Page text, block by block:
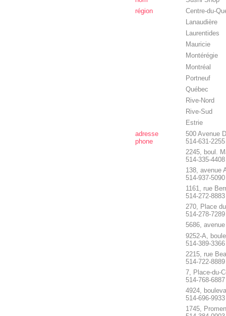
région
Centre-du-
Lanaudière
Laurentides
Mauricie
Montérégie
Montréal
Portneuf
Québec
Rive-Nord
Rive-Sud
Estrie
adresse
phone
500 Avenue
514-631-2255
2245, boul.
514-335-4408
138, avenue
514-937-5090
1161, rue
514-272-8883
270, Place
514-278-7289
5686,
9252-A,
514-389-3366
2215, rue
514-722-8889
7, Place-du-
514-768-6887
4924,
514-696-9933
1745,